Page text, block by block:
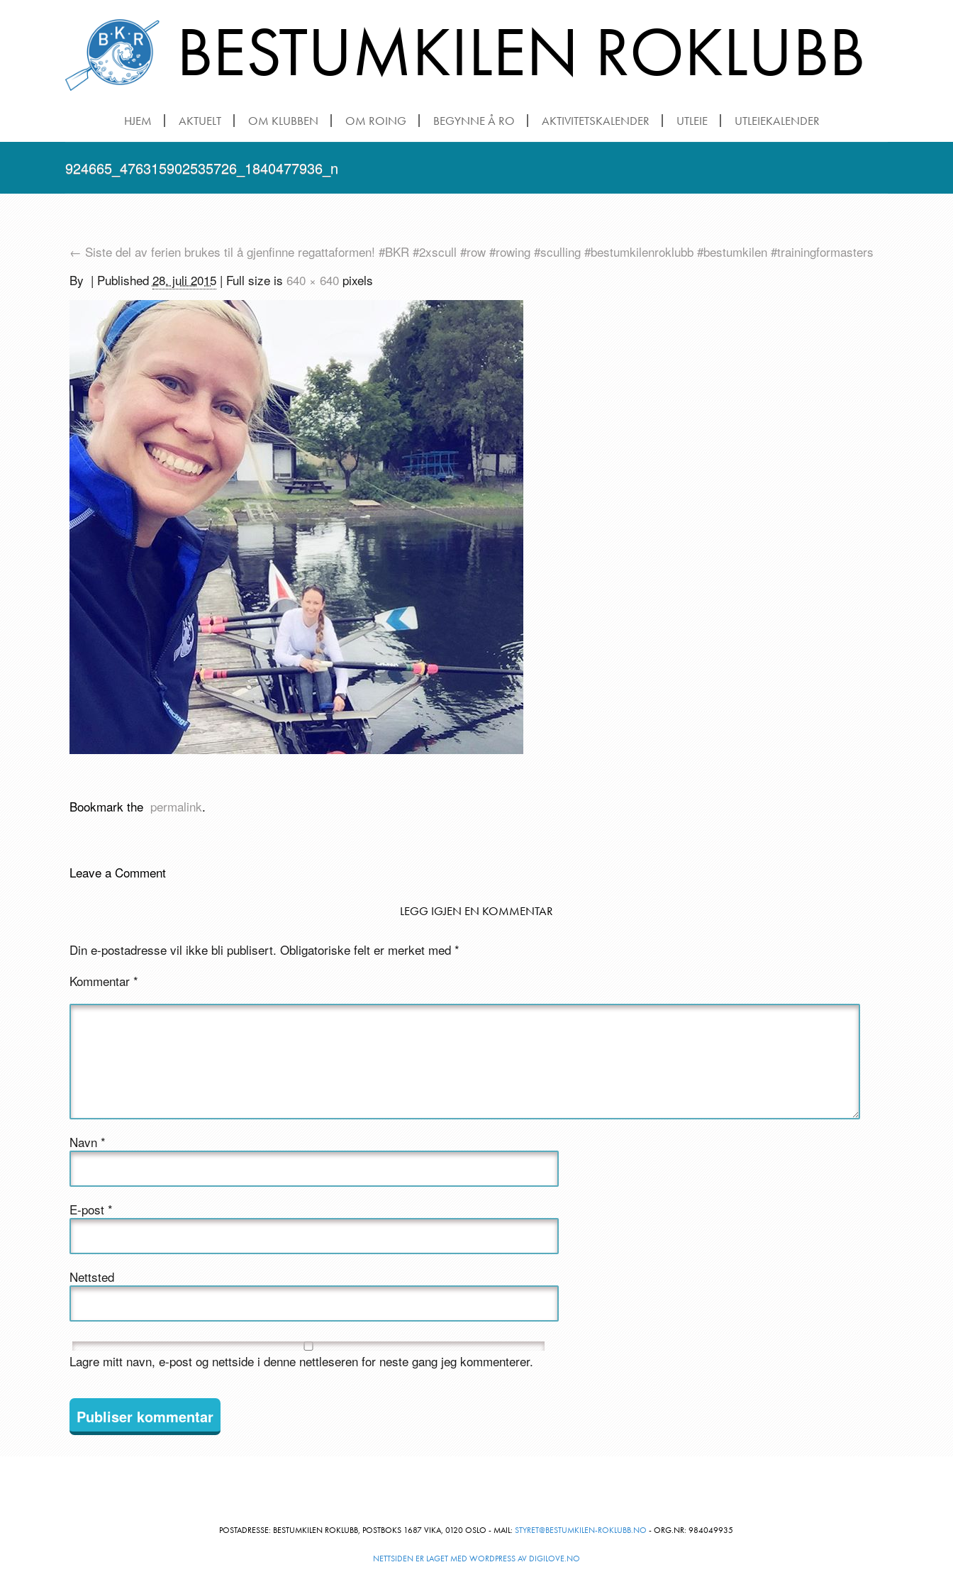
BESTUMKILEN ROKLUBB
HJEM AKTUELT OM KLUBBEN OM ROING BEGYNNE Å RO AKTIVITETSKALENDER UTLEIE UTLEIEKALENDER
924665_476315902535726_1840477936_n
← Siste del av ferien brukes til å gjenfinne regattaformen! #BKR #2xscull #row #rowing #sculling #bestumkilenroklubb #bestumkilen #trainingformasters
By | Published 28. juli 2015| Full size is 640 × 640pixels
Bookmark thepermalink.
Leave a Comment
LEGG IGJEN EN KOMMENTAR
Din e-postadresse vil ikke bli publisert. Obligatoriske felt er merket med *
Kommentar *
Navn *
E-post *
Nettsted
Lagre mitt navn, e-post og nettside i denne nettleseren for neste gang jeg kommenterer.
POSTADRESSE: BESTUMKILEN ROKLUBB, POSTBOKS 1687 VIKA, 0120 OSLO - MAIL:STYRET@BESTUMKILEN-ROKLUBB.NO - ORG.NR: 984049935
NETTSIDEN ER LAGET MED WORDPRESS AV DIGILOVE.NO